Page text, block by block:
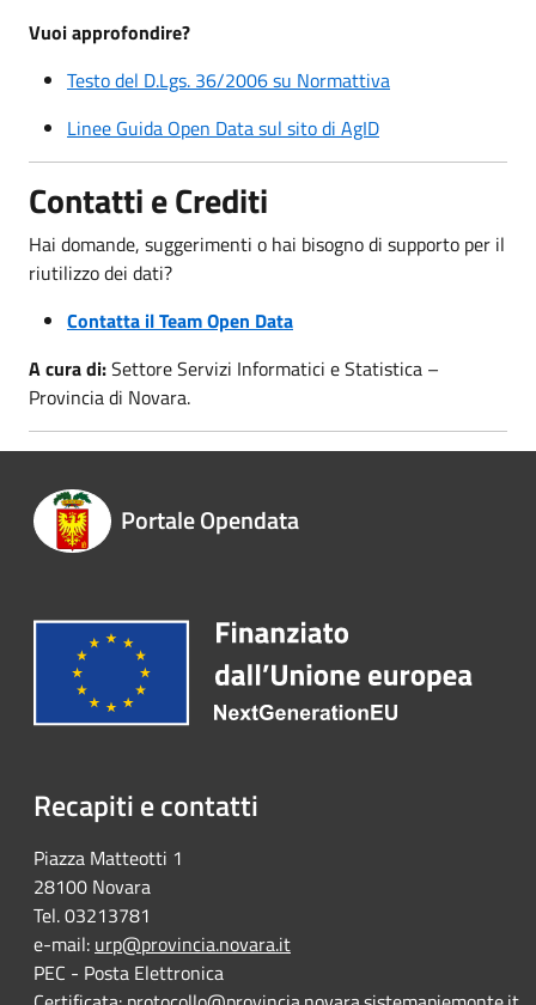
Vuoi approfondire?
Testo del D.Lgs. 36/2006 su Normattiva
Linee Guida Open Data sul sito di AgID
Contatti e Crediti
Hai domande, suggerimenti o hai bisogno di supporto per il
riutilizzo dei dati?
Contatta il Team Open Data
A cura di:Settore Servizi Informatici e Statistica –
Provincia di Novara.
Portale Opendata
Recapiti e contatti
Piazza Matteotti 1
28100 Novara
Tel. 03213781
e-mail: urp@provincia.novara.it
PEC - Posta Elettronica